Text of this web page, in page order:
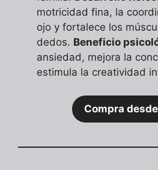
motricidad fina, la
ojo y fortalece los
dedos. Beneficio
ansiedad, mejora la
estimula la creatividad
Compra